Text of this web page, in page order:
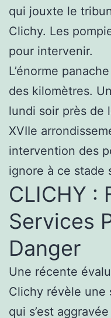
qui jouxte le
Clichy. Les
pour intervenir.
L’énorme
des kilomètres.
lundi soir près de
XVIIe
intervention des
ignore à ce stade
CLICHY :
Services
Danger
Une récente
Clichy révèle une
qui s’est